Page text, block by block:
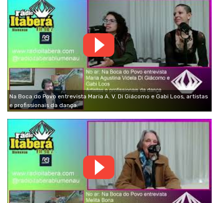
Na Boca do Povo entrevista Maria A. V. Di Giácomo e Gabi Loos, artistas
e profissionais da dança.